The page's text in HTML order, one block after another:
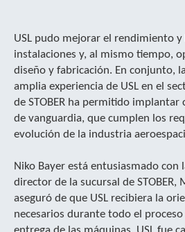
USL pudo mejorar el rendimiento
instalaciones y, al mismo tiempo,
diseño y fabricación. En conjunto,
amplia experiencia de USL en el
de STOBER ha permitido implantar
de vanguardia, que cumplen los
evolución de la industria
Niko Bayer está entusiasmado con
director de la sucursal de STOBER,
aseguró de que USL recibiera la
necesarios durante todo el